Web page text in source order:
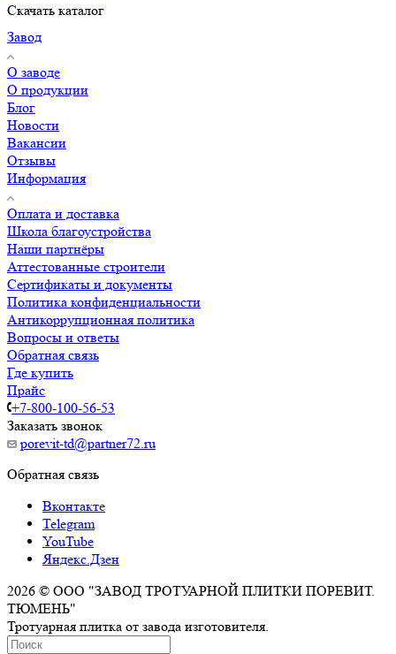
Скачать каталог
Завод
О заводе
О продукции
Блог
Новости
Вакансии
Отзывы
Информация
Оплата и доставка
Школа благоустройства
Наши партнёры
Аттестованные строители
Сертификаты и документы
Политика конфиденциальности
Антикоррупционная политика
Вопросы и ответы
Обратная связь
Где купить
Прайс
+7-800-100-56-53
Заказать звонок
porevit-td@partner72.ru
Обратная связь
Вконтакте
Telegram
YouTube
Яндекс.Дзен
2026 © ООО "ЗАВОД ТРОТУАРНОЙ ПЛИТКИ ПОРЕВИТ.
ТЮМЕНЬ"
Тротуарная плитка от завода изготовителя.